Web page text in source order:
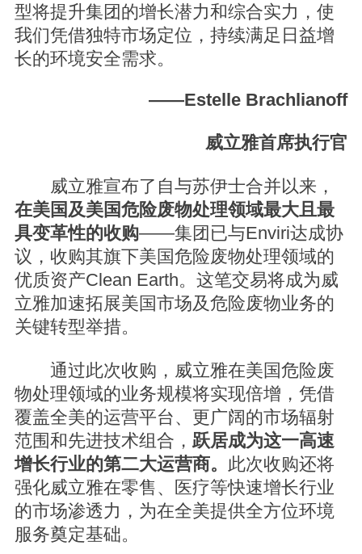
型将提升集团的增长潜力和综合实力，使
我们凭借独特市场定位，持续满足日益增
长的环境安全需求。
——Estelle Brachlianoff
威立雅首席执行官
威立雅宣布了自与苏伊士合并以来，
在美国及美国危险废物处理领域最大且最
具变革性的收购——集团已与Enviri达成协
议，收购其旗下美国危险废物处理领域的
优质资产Clean Earth。这笔交易将成为威
立雅加速拓展美国市场及危险废物业务的
关键转型举措。
通过此次收购，威立雅在美国危险废
物处理领域的业务规模将实现倍增，凭借
覆盖全美的运营平台、更广阔的市场辐射
范围和先进技术组合， 跃居成为这一高速
增长行业的第二大运营商。 此次收购还将
强化威立雅在零售、医疗等快速增长行业
的市场渗透力，为在全美提供全方位环境
服务奠定基础。